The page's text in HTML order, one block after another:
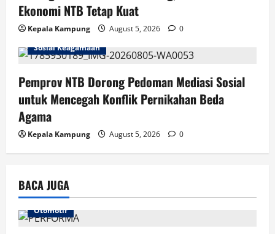
Ekonomi NTB Tetap Kuat
Kepala Kampung August 5, 2026
0
Sosial Keagamaan
Pemprov NTB Dorong Pedoman Mediasi Sosial
untuk Mencegah Konflik Pernikahan Beda
Agama
Kepala Kampung August 5, 2026 0
BACA JUGA
Otomotif